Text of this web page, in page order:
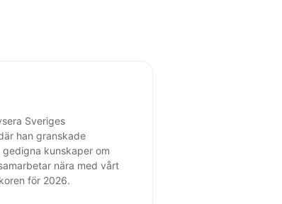
Sveriges
han granskade
kunskaper om
nära med vårt
för 2026.